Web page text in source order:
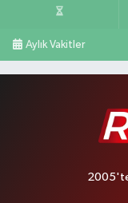
Aylık Vakitler